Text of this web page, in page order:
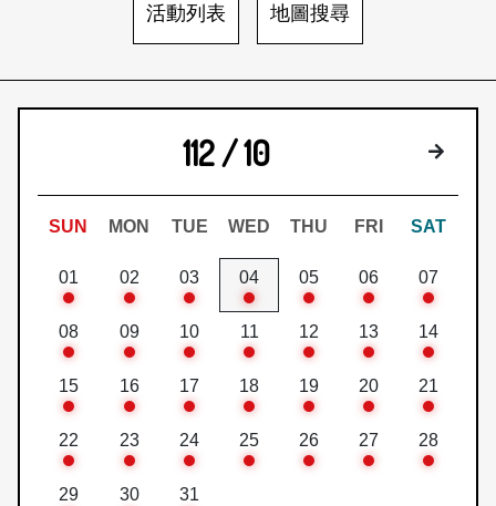
活動列表 地圖搜尋
112 / 10 下個月
SUN MON TUE WED THU FRI SAT
01 02 03 04 05 06 07
08 09 10 11 12 13 14
15 16 17 18 19 20 21
22 23 24 25 26 27 28
29 30 31